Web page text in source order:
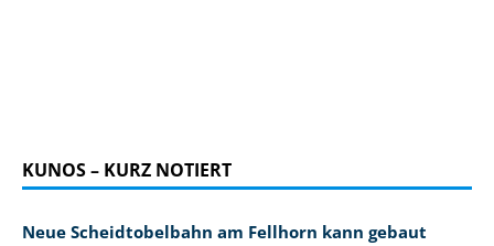
KUNOS – KURZ NOTIERT
Neue Scheidtobelbahn am Fellhorn kann gebaut